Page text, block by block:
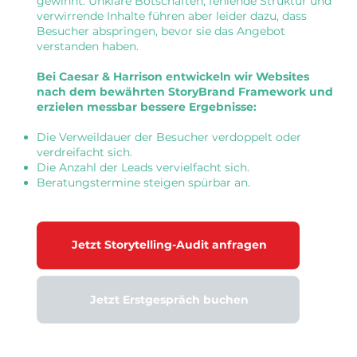
verwirrende Inhalte führen aber leider dazu, dass
Besucher abspringen, bevor sie das Angebot
verstanden haben.
Bei Caesar & Harrison entwickeln wir Websites
nach dem bewährten StoryBrand Framework und
erzielen messbar bessere Ergebnisse:
Die Verweildauer der Besucher verdoppelt oder
verdreifacht sich.
Die Anzahl der Leads vervielfacht sich.
Beratungstermine steigen spürbar an.
Jetzt Storytelling-Audit anfragen
Jetzt Erstgespräch buchen